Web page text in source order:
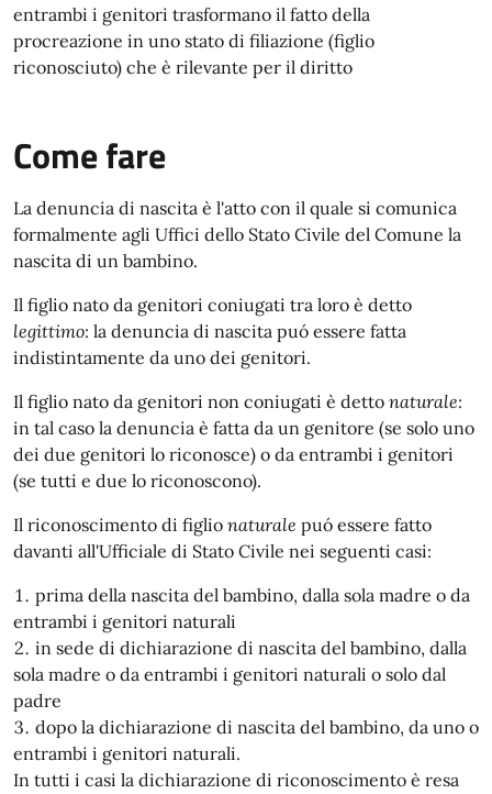
entrambi i genitori trasformano il fatto della
procreazione in uno stato di filiazione (figlio
riconosciuto) che è rilevante per il diritto
Come fare
La denuncia di nascita è l'atto con il quale si comunica
formalmente agli Uffici dello Stato Civile del Comune la
nascita di un bambino.
Il figlio nato da genitori coniugati tra loro è detto
legittimo: la denuncia di nascita puó essere fatta
indistintamente da uno dei genitori.
Il figlio nato da genitori non coniugati è detto naturale:
in tal caso la denuncia è fatta da un genitore (se solo uno
dei due genitori lo riconosce) o da entrambi i genitori
(se tutti e due lo riconoscono).
Il riconoscimento di figlio naturale puó essere fatto
davanti all'Ufficiale di Stato Civile nei seguenti casi:
prima della nascita del bambino, dalla sola madre o da
entrambi i genitori naturali
in sede di dichiarazione di nascita del bambino, dalla
sola madre o da entrambi i genitori naturali o solo dal
padre
dopo la dichiarazione di nascita del bambino, da uno o
entrambi i genitori naturali.
In tutti i casi la dichiarazione di riconoscimento è resa